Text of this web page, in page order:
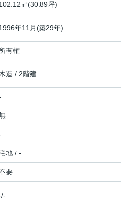
102.12㎡(30.89坪)
1996年11月(築29年)
所有権
木造 / 2階建
地 / -
要